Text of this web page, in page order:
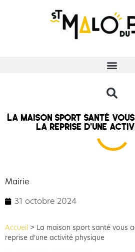
La maison sport santé
la reprise d’une
Mairie
31 octobre 2024
Accueil > La maison sport santé vous
reprise d’une activité physique